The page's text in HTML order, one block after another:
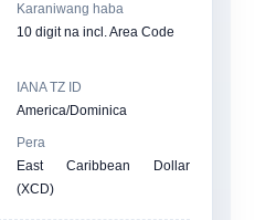
Karaniwang haba
10 digit na incl. Area Code
IANA TZ ID
America/Dominica
Pera
East Caribbean Dollar
(XCD)